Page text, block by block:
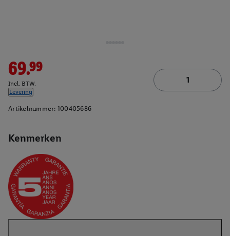
Kenmerken
69.99
Incl. BTW.
Levering
Artikelnummer: 100405686